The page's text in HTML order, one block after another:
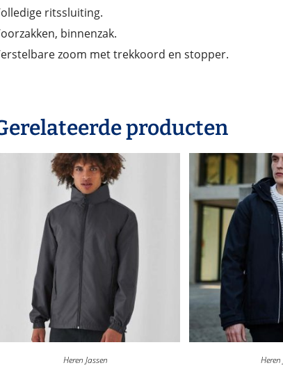
ritssluiting.
binnenzak.
zoom met trekkoord en stopper.
producten
Heren Jassen
Heren